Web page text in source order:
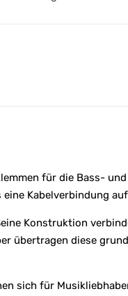
für die Bass-
Kabelverbindung
Konstruktion
übertragen diese
sich für